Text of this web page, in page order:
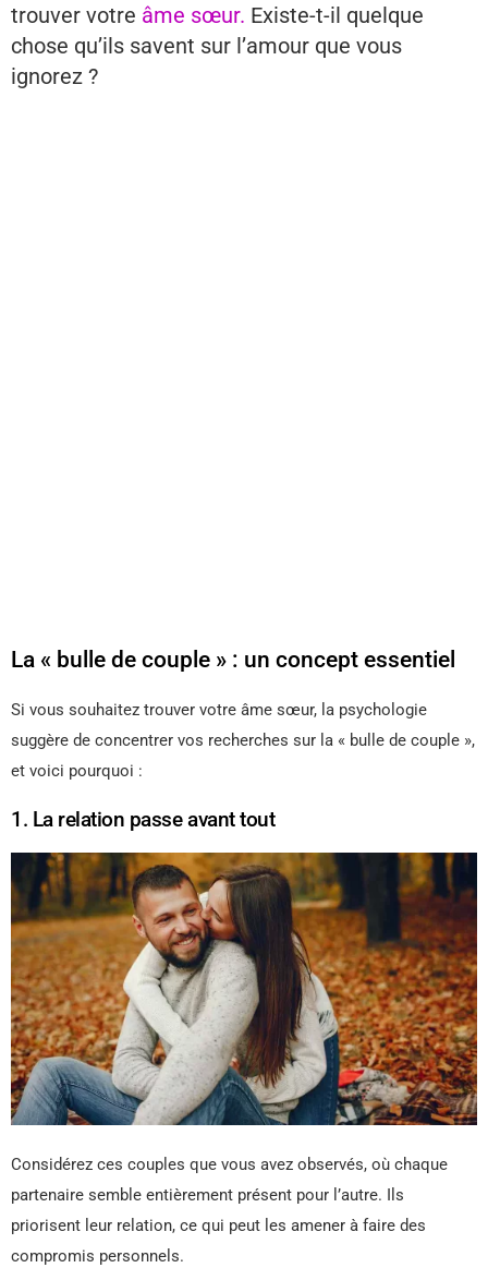
trouver votre âme sœur. Existe-t-il quelque
chose qu’ils savent sur l’amour que vous
ignorez ?
La « bulle de couple » : un concept essentiel
Si vous souhaitez trouver votre âme sœur, la psychologie
suggère de concentrer vos recherches sur la « bulle de couple »,
et voici pourquoi :
1. La relation passe avant tout
Considérez ces couples que vous avez observés, où chaque
partenaire semble entièrement présent pour l’autre. Ils
priorisent leur relation, ce qui peut les amener à faire des
compromis personnels.